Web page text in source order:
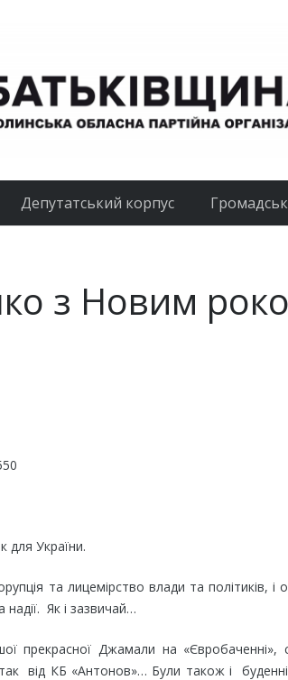
Депутатський корпус
з Новим
для України.
та лицемірство влади та політиків, і
надії. Як і зазвичай…
прекрасної Джамали на «Євробаченні»,
від КБ «Антонов»… Були також і